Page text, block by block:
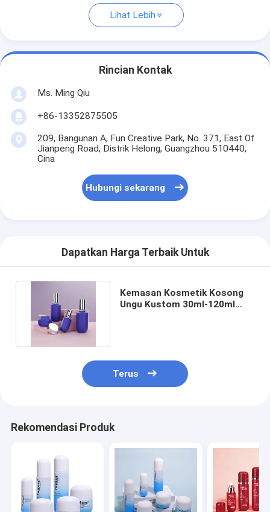
Lihat Lebih
Rincian Kontak
Ms. Ming Qiu
+86-13352875505
209, Bangunan A, Fun Creative Park, No. 371, East Of
Jianpeng Road, Distrik Helong, Guangzhou 510440,
Cina
Hubungi sekarang
Dapatkan Harga Terbaik Untuk
Kemasan Kosmetik Kosong
Ungu Kustom 30ml-120ml
Terus
Rekomendasi Produk